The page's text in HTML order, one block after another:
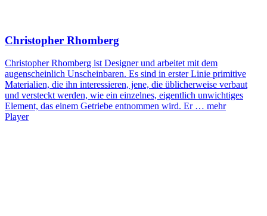
Christopher Rhomberg
Christopher Rhomberg ist Designer und arbeitet mit dem
augenscheinlich Unscheinbaren. Es sind in erster Linie primitive
Materialien, die ihn interessieren, jene, die üblicherweise verbaut
und versteckt werden, wie ein einzelnes, eigentlich unwichtiges
Element, das einem Getriebe entnommen wird. Er … mehr
Player